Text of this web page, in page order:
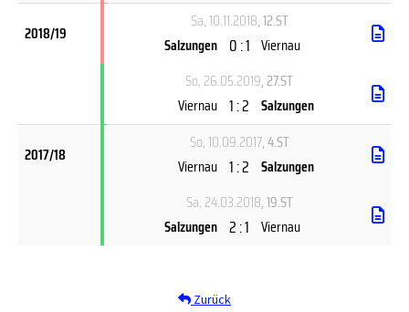
2018/19
Sa, 10.11.2018, 12.ST
Salzungen 0 : 1 Viernau
So, 26.05.2019, 27.ST
Viernau 1 : 2 Salzungen
2017/18
So, 10.09.2017, 4.ST
Viernau 1 : 2 Salzungen
Sa, 24.03.2018, 19.ST
Salzungen 2 : 1 Viernau
Zurück